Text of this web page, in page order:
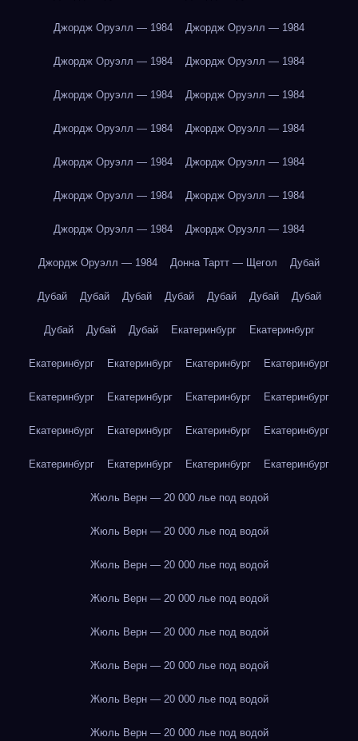
Джордж Оруэлл — 1984 Джордж Оруэлл — 1984
Джордж Оруэлл — 1984 Джордж Оруэлл — 1984
Джордж Оруэлл — 1984 Джордж Оруэлл — 1984
Джордж Оруэлл — 1984 Джордж Оруэлл — 1984
Джордж Оруэлл — 1984 Джордж Оруэлл — 1984
Джордж Оруэлл — 1984 Джордж Оруэлл — 1984
Джордж Оруэлл — 1984 Джордж Оруэлл — 1984
Джордж Оруэлл — 1984 Донна Тартт — Щегол Дубай
Дубай Дубай Дубай Дубай Дубай Дубай Дубай
Дубай Дубай Дубай Екатеринбург Екатеринбург
Екатеринбург Екатеринбург Екатеринбург Екатеринбург
Екатеринбург Екатеринбург Екатеринбург Екатеринбург
Екатеринбург Екатеринбург Екатеринбург Екатеринбург
Екатеринбург Екатеринбург Екатеринбург Екатеринбург
Жюль Верн — 20 000 лье под водой
Жюль Верн — 20 000 лье под водой
Жюль Верн — 20 000 лье под водой
Жюль Верн — 20 000 лье под водой
Жюль Верн — 20 000 лье под водой
Жюль Верн — 20 000 лье под водой
Жюль Верн — 20 000 лье под водой
Жюль Верн — 20 000 лье под водой